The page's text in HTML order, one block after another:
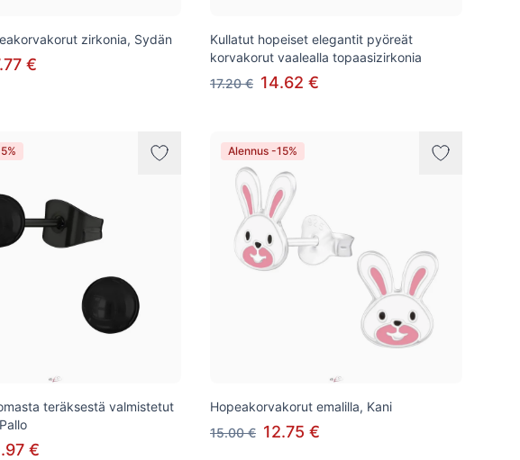
zirkonia, Sydän
€
Kullatut hopeiset elegantit pyöreät
korvakorut vaalealla topaasizirkonia
17.20 € 14.62 €
teräksestä valmistetut
€
Alennus -15%
Hopeakorvakorut emalilla, Kani
15.00 € 12.75 €